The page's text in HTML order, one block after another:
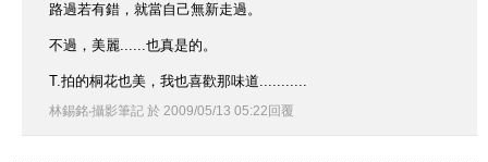
路過若有錯，就當自己無新走過。
不過，美麗......也真是的。
T.拍的桐花也美，我也喜歡那味道...........
林錫銘‧攝影筆記 於 2009/05/13 05:22 回覆